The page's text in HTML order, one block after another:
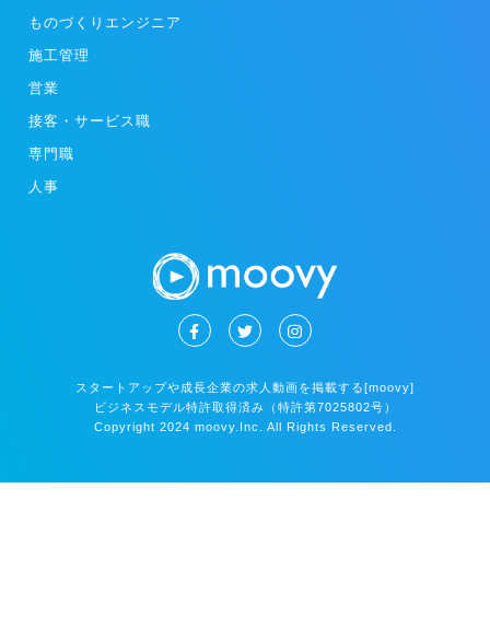
ものづくりエンジニア
施工管理
営業
接客・サービス職
専門職
人事
スタートアップや成長企業の求人動画を掲載する[moovy]
ビジネスモデル特許取得済み（特許第7025802号）
Copyright 2024 moovy.Inc. All Rights Reserved.